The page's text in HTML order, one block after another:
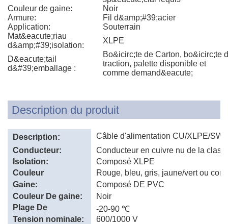
Couleur de gaine:
Noir
Armure:
Fil d&amp;#39;acier
Application:
Souterrain
Mat&eacute;riau
d&amp;#39;isolation:
XLPE
D&eacute;tail
d&#39;emballage :
Bo&icirc;te de Carton, bo&icirc;te
traction, palette disponible et
comme demand&eacute;
Description du produit
Description:
Câble d'alimentation CU/XLPE/
Conducteur:
Conducteur en cuivre nu de la
Isolation:
Composé XLPE
Couleur
d'isolation:
Rouge, bleu, gris, jaune/vert ou
Gaine:
Composé DE PVC
Couleur De gaine:
Noir
Plage De
température:
-20-90 ℃
Tension nominale:
600/1000 V